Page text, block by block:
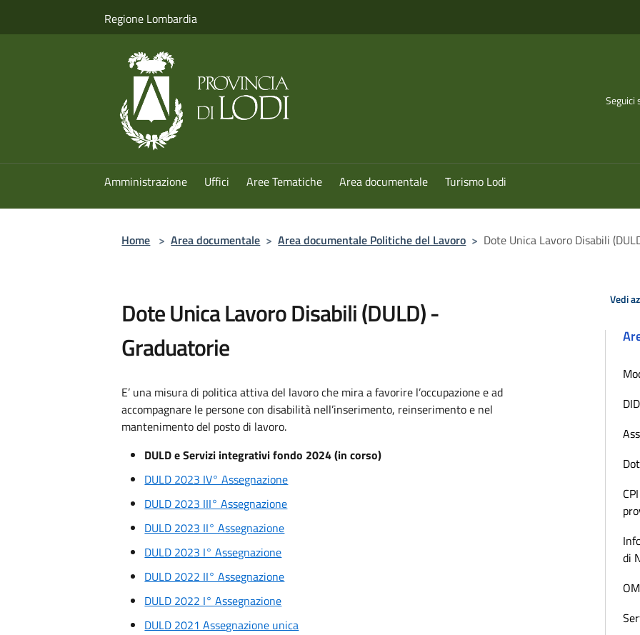
Regione Lombardia
Seguici
Amministrazione Uffici Aree Tematiche Area documentale Turismo Lodi
Home > Area documentale > Area documentale Politiche del Lavoro > Dote Unica Lavoro Disabili
Dote Unica Lavoro Disabili (DULD) -
Graduatorie
E’ una misura di politica attiva del lavoro che mira a favorire l’occupazione e ad
accompagnare le persone con disabilità nell’inserimento, reinserimento e nel
mantenimento del posto di lavoro.
DULD e Servizi integrativi fondo 2024 (in corso)
DULD 2023 IV° Assegnazione
DULD 2023 III° Assegnazione
DULD 2023 II° Assegnazione
DULD 2023 I° Assegnazione
DULD 2022 II° Assegnazione
DULD 2022 I° Assegnazione
DULD 2021 Assegnazione unica
Vedi
di